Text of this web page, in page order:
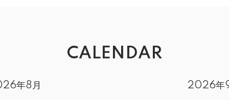
CALENDAR
年8月 2026年